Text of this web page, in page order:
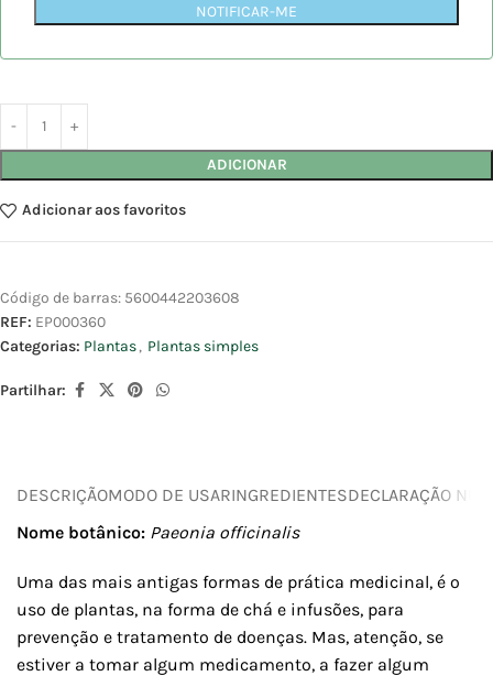
NOTIFICAR-ME
ADICIONAR
Adicionar aos favoritos
Código de barras: 5600442203608
REF: EP000360
Categorias: Plantas, Plantas simples
Partilhar:
DESCRIÇÃOMODO DE USARINGREDIENTESDECLARAÇÃO
Nome botânico: Paeonia officinalis
Uma das mais antigas formas de prática medicinal, é o
uso de plantas, na forma de chá e infusões, para
prevenção e tratamento de doenças. Mas, atenção, se
estiver a tomar algum medicamento, a fazer algum